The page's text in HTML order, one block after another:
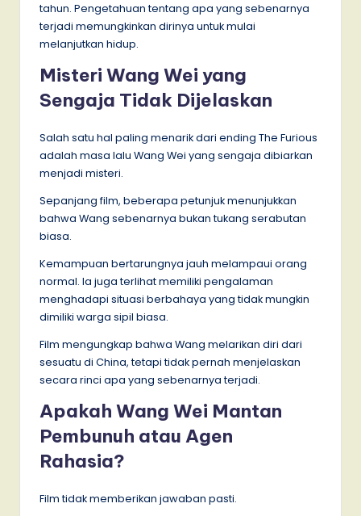
tahun. Pengetahuan tentang apa yang sebenarnya
terjadi memungkinkan dirinya untuk mulai
melanjutkan hidup.
Misteri Wang Wei yang
Sengaja Tidak Dijelaskan
Salah satu hal paling menarik dari ending The Furious
adalah masa lalu Wang Wei yang sengaja dibiarkan
menjadi misteri.
Sepanjang film, beberapa petunjuk menunjukkan
bahwa Wang sebenarnya bukan tukang serabutan
biasa.
Kemampuan bertarungnya jauh melampaui orang
normal. Ia juga terlihat memiliki pengalaman
menghadapi situasi berbahaya yang tidak mungkin
dimiliki warga sipil biasa.
Film mengungkap bahwa Wang melarikan diri dari
sesuatu di China, tetapi tidak pernah menjelaskan
secara rinci apa yang sebenarnya terjadi.
Apakah Wang Wei Mantan
Pembunuh atau Agen
Rahasia?
Film tidak memberikan jawaban pasti.